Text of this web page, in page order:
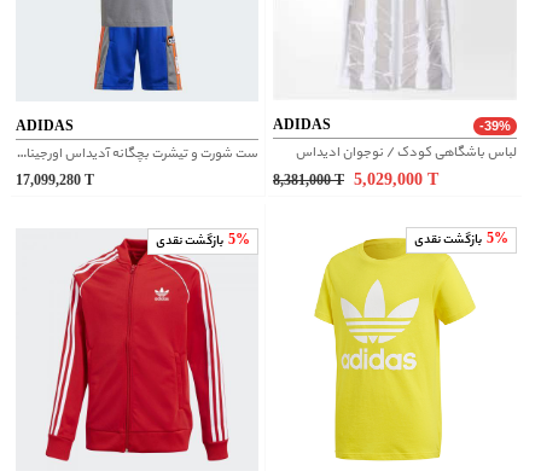
ADIDAS
ست شورت و تیشرت بچگانه آدیداس اورجینال | IX7442
17,099,280
ADIDAS -39%
لباس باشگاهی کودک / نوجوان ادیداس
8,381,000 T 5,029,000
5% بازگشت نقدی 5% بازگشت نقدی